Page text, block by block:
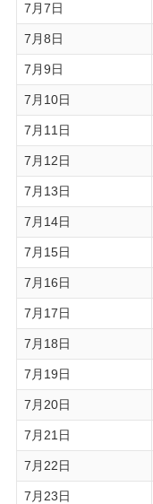
7月7日
7月8日
7月9日
7月10日
7月11日
7月12日
7月13日
7月14日
7月15日
7月16日
7月17日
7月18日
7月19日
7月20日
7月21日
7月22日
7月23日